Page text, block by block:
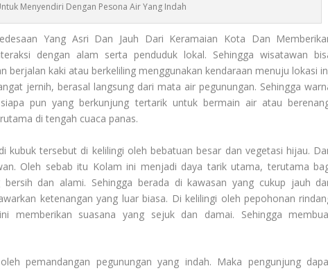
Menyendiri Dengan Pesona Air Yang Indah
Yang Asri Dan Jauh Dari Keramaian Kota Dan
dengan alam serta penduduk lokal. Sehingga wisatawan
berjalan kaki atau berkeliling menggunakan kendaraan menuju lokasi
jernih, berasal langsung dari mata air pegunungan. Sehingga
pun yang berkunjung tertarik untuk bermain air atau
di tengah cuaca panas.
kubuk tersebut di kelilingi oleh bebatuan besar dan vegetasi hijau.
Oleh sebab itu Kolam ini menjadi daya tarik utama, terutama
dan alami. Sehingga berada di kawasan yang cukup jauh
ketenangan yang luar biasa. Di kelilingi oleh pepohonan
memberikan suasana yang sejuk dan damai. Sehingga
pemandangan pegunungan yang indah. Maka pengunjung